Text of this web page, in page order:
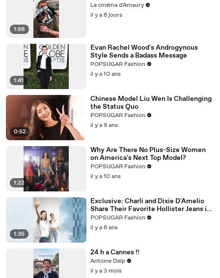
1:56
Le cinéma d'Amaury
il y a 6 jours
1:41
Evan Rachel Wood's Androgynous
Style Sends a Badass Message
POPSUGAR Fashion
il y a 10 ans
0:52
Chinese Model Liu Wen Is Challenging
the Status Quo
POPSUGAR Fashion
il y a 9 ans
1:22
Why Are There No Plus-Size Women
on America's Next Top Model?
POPSUGAR Fashion
il y a 10 ans
1:35
Exclusive: Charli and Dixie D'Amelio
Share Their Favorite Hollister Jeans in
This New TikTok Dance Challenge
POPSUGAR Fashion
il y a 6 ans
24 h a Cannes !!
Antoine Delp
il y a 3 mois